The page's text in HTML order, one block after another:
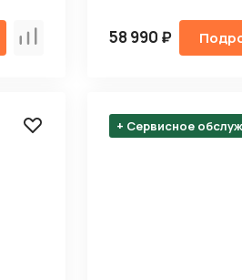
Сравнить 58 990 ₽
+ Сервисное